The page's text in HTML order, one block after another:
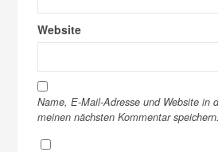
Website
Name, E-Mail-Adresse und Website in
meinen nächsten Kommentar speichern.